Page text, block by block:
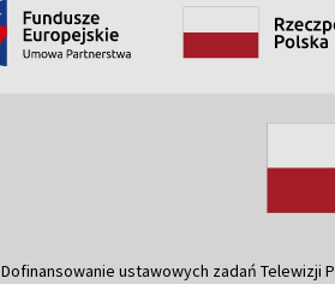
Dofinansowanie ustawowych zadań Telewizji